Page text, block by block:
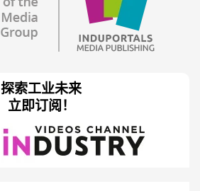
探索工业未来
立即订阅！